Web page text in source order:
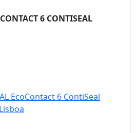
6 CONTISEAL